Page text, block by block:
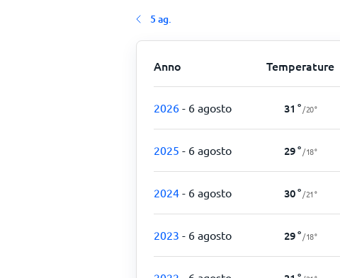
5 ag.
Anno Temperature
2026 - 6 agosto 31 ° /20°
2025 - 6 agosto 29° /18°
2024 - 6 agosto 30° /21°
2023 - 6 agosto 29° /18°